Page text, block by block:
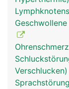
Verschlucken)